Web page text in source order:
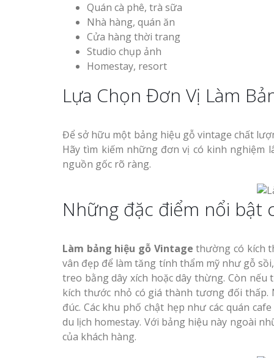
Quán cà phê, trà sữa
Nhà hàng, quán ăn
Cửa hàng thời trang
Studio chụp ảnh
Homestay, resort
Lựa Chọn Đơn Vị Làm
Để sở hữu một bảng hiệu gỗ vintage chất
Hãy tìm kiếm những đơn vị có kinh nghiệm
nguồn gốc rõ ràng.
Những đặc điểm nổi bật
Làm bảng hiệu gỗ Vintage thường có kích
vân đẹp để làm tăng tính thẩm mỹ như gỗ
treo bằng dây xích hoặc dây thừng. Còn
kích thước nhỏ có giá thành tương đối
đúc. Các khu phố chật hẹp như các quán
du lịch homestay. Với bảng hiệu này ngoài
của khách hàng.